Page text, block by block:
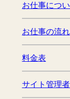
お仕事につ
お仕事の流れ
料金表
サイト管理